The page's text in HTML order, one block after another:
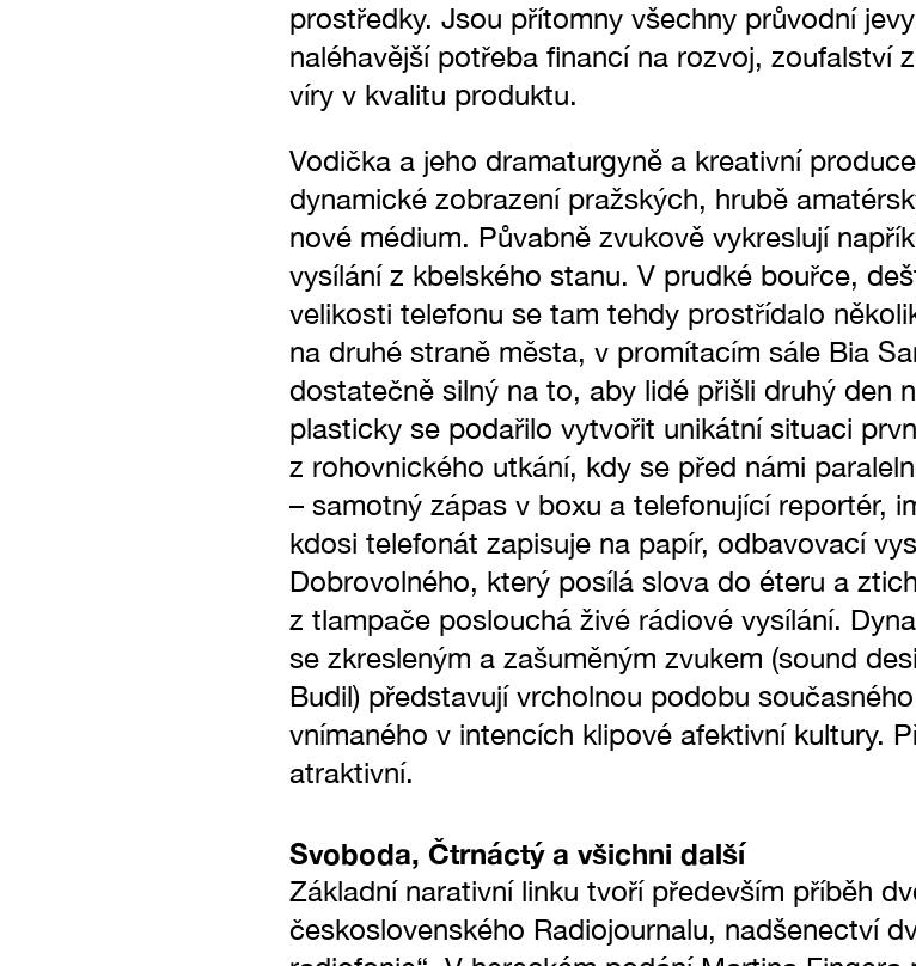
prostředky. Jsou přítomny všechny průvodní
naléhavější potřeba financí na rozvoj, zoufalství
víry v kvalitu produktu.
Vodička a jeho dramaturgyně a kreativní
dynamické zobrazení pražských, hrubě
nové médium. Půvabně zvukově vykreslují
vysílání z kbelského stanu. V prudké bouřce,
velikosti telefonu se tam tehdy prostřídalo
na druhé straně města, v promítacím sále Bia
dostatečně silný na to, aby lidé přišli druhý den
plasticky se podařilo vytvořit unikátní situaci
z rohovnického utkání, kdy se před námi
– samotný zápas v boxu a telefonující reportér,
kdosi telefonát zapisuje na papír, odbavovací
Dobrovolného, který posílá slova do éteru a
z tlampače poslouchá živé rádiové vysílání.
se zkresleným a zašuměným zvukem (sound
Budil) představují vrcholnou podobu
vnímaného v intencích klipové afektivní kultury.
atraktivní.
Svoboda, Čtrnáctý a všichni další
Základní narativní linku tvoří především příběh
československého Radiojournalu, nadšenectví